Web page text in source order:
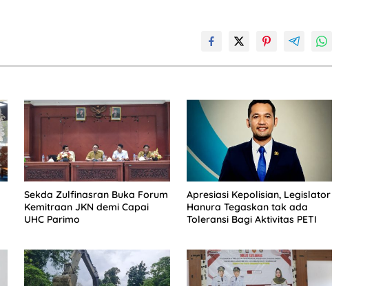
Sekda Zulfinasran Buka Forum
Kemitraan JKN demi Capai
UHC Parimo
Apresiasi Kepolisian, Legislator
Hanura Tegaskan tak ada
Toleransi Bagi Aktivitas PETI